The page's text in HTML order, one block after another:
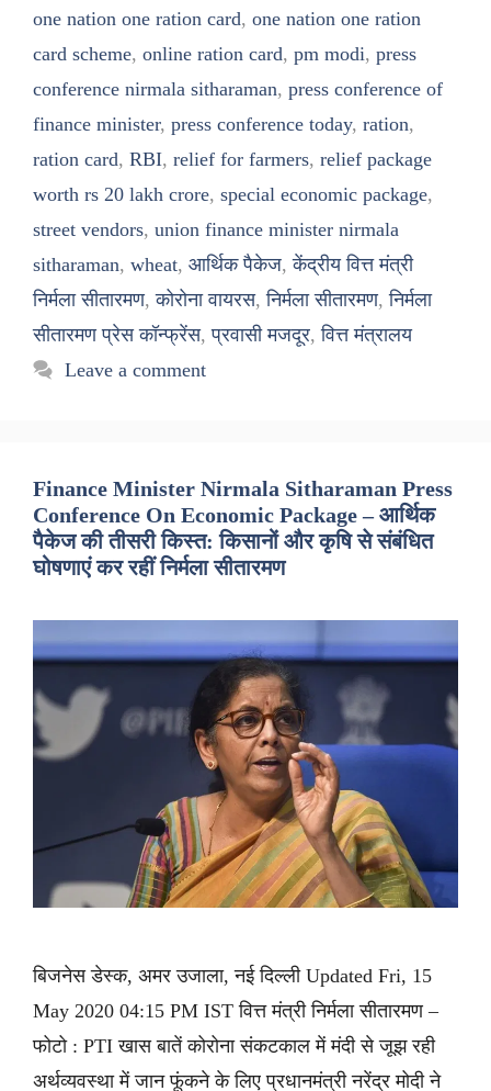
one nation one ration card, one nation one ration
card scheme, online ration card, pm modi, press
conference nirmala sitharaman, press conference of
finance minister, press conference today, ration,
ration card, RBI, relief for farmers, relief package
worth rs 20 lakh crore, special economic package,
street vendors, union finance minister nirmala
sitharaman, wheat, आर्थिक पैकेज,केंद्रीय वित्त मंत्री
निर्मला सीतारमण,कोरोना वायरस,निर्मला सीतारमण,निर्मला
सीतारमण प्रेस कॉन्फ्रेंस,प्रवासी मजदूर,वित्त मंत्रालय
Leave a comment
Finance Minister Nirmala Sitharaman Press
Conference On Economic Package – आर्थिक
पैकेज की तीसरी किस्त: किसानों और कृषि से संबंधित
घोषणाएं कर रहीं निर्मला सीतारमण
बिजनेस डेस्क, अमर उजाला, नई दिल्ली Updated Fri, 15
May 2020 04:15 PM IST वित्त मंत्री निर्मला सीतारमण –
फोटो : PTI खास बातें कोरोना संकटकाल में मंदी से जूझ रही
अर्थव्यवस्था में जान फूंकने के लिए प्रधानमंत्री नरेंद्र मोदी ने